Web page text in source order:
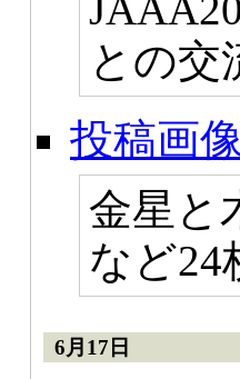
との交
投稿画
金星と
など24
6月17日